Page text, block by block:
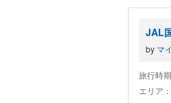
JAL
by マ
旅行時
エリア：